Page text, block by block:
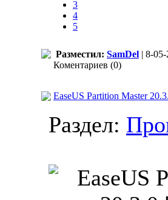
3
4
5
Разместил: SamDel | 8-
Коментариев (0)
EaseUS Partition Master
Раздел: